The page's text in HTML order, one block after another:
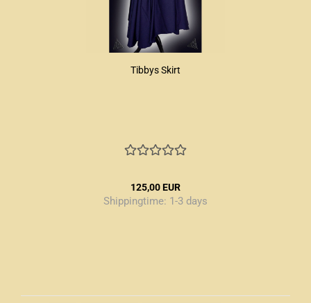
Tibbys Skirt
125,00 EUR
Shippingtime: 1-3 days